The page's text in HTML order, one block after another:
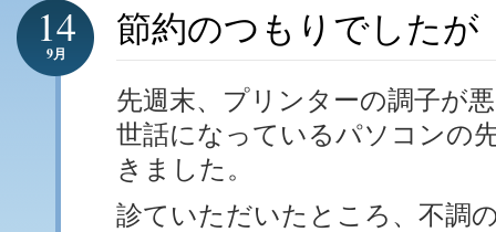
節約のつもりでしたが
14
9月
先週末、プリンターの調子が
世話になっているパソコンの
きました。
診ていただいたところ、不調